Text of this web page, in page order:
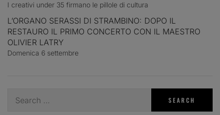
I creativi under 35 firmano le pillole di cultura
L’ORGANO SERASSI DI STRAMBINO: DOPO IL
RESTAURO IL PRIMO CONCERTO CON IL MAESTRO
OLIVIER LATRY
Domenica 6 settembre
for: